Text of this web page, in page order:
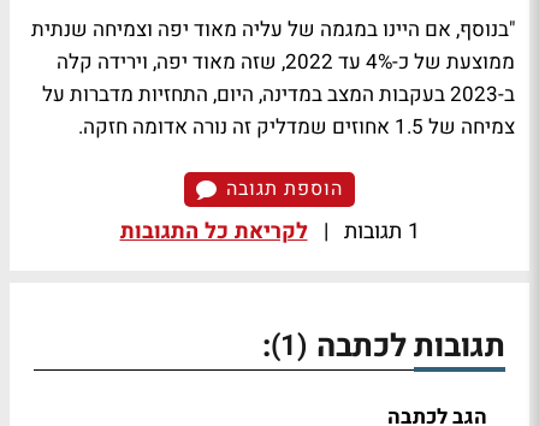
"בנוסף, אם היינו במגמה של עליה מאוד יפה וצמיחה שנתית
ממוצעת של כ-4% עד 2022, שזה מאוד יפה, וירידה קלה
ב-2023 בעקבות המצב במדינה, היום, התחזיות מדברות על
צמיחה של 1.5 אחוזים שמדליק זה נורה אדומה חזקה.
הוספת תגובה
1 תגובות | לקריאת כל התגובות
תגובות לכתבה (1)
:
הגב לכתבה